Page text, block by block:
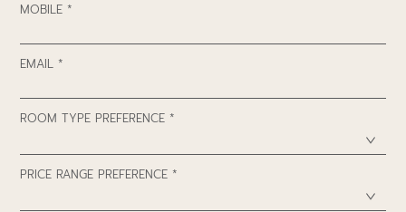
MOBILE *
EMAIL *
ROOM TYPE PREFERENCE *
PRICE RANGE PREFERENCE *